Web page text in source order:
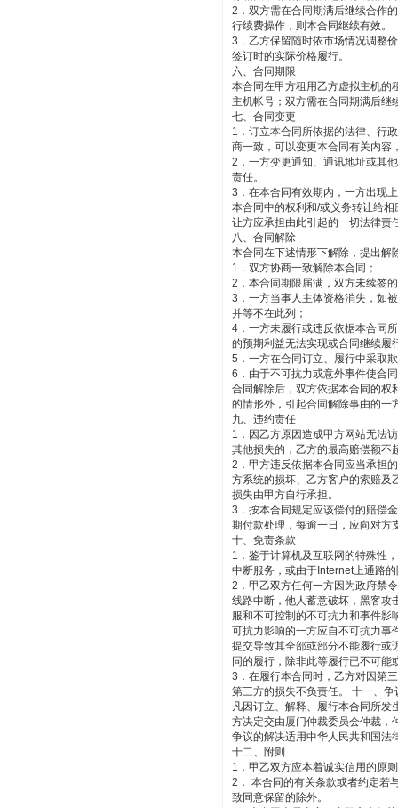
2．双方需在合同期满后继续合作
行续费操作，则本合同继续有效。
3．乙方保留随时依市场情况调整
签订时的实际价格履行。
六、合同期限
本合同在甲方租用乙方虚拟主机的
主机帐号；双方需在合同期满后继
七、合同变更
1．订立本合同所依据的法律、行
商一致，可以变更本合同有关内容
2．一方变更通知、通讯地址或其
责任。
3．在本合同有效期内，一方出现
本合同中的权利和/或义务转让给
让方应承担由此引起的一切法律责
八、合同解除
本合同在下述情形下解除，提出解
1．双方协商一致解除本合同；
2．本合同期限届满，双方未续签
3．一方当事人主体资格消失，如
并等不在此列；
4．一方未履行或违反依据本合同
的预期利益无法实现或合同继续履
5．一方在合同订立、履行中采取
6．由于不可抗力或意外事件使合
合同解除后，双方依据本合同的权
的情形外，引起合同解除事由的一
九、违约责任
1．因乙方原因造成甲方网站无法
其他损失的，乙方的最高赔偿额不
2．甲方违反依据本合同应当承担
方系统的损坏、乙方客户的索赔及
损失由甲方自行承担。
3．按本合同规定应该偿付的赔偿
期付款处理，每逾一日，应向对方
十、免责条款
1．鉴于计算机及互联网的特殊性
中断服务，或由于Internet上通路
2．甲乙双方任何一方因为政府禁
线路中断，他人蓄意破坏，黑客攻
服和不可控制的不可抗力和事件
可抗力影响的一方应自不可抗力事
提交导致其全部或部分不能履行或
同的履行，除非此等履行已不可能
3．在履行本合同时，乙方对因第
第三方的损失不负责任。 十一、争
凡因订立、解释、履行本合同所
方决定交由厦门仲裁委员会仲裁，
争议的解决适用中华人民共和国法
十二、附则
1．甲乙双方应本着诚实信用的原
2． 本合同的有关条款或者约定若
致同意保留的除外。